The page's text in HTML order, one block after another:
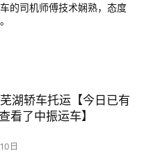
的司机师傅技术娴熟，态度
湖轿车托运【今日已有
看了中振运车】
日